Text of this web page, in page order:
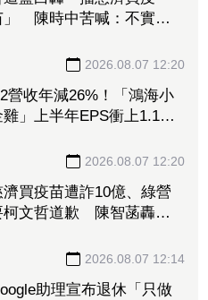
」 陳時中苦喊：不實指
2026.08.07 12:20
營收年減26%！「鴻海小
雞」上半年EPS衝上1.1
2026.08.07 12:20
濟買疫苗遭詐10億、綠營
柯文哲道歉 陳智菡轟
2026.08.07 12:14
助理宣布退休「只做